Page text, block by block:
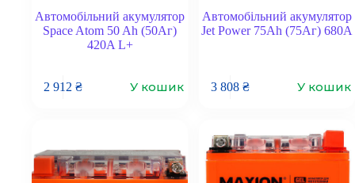
Автомобільний акумулятор
Space Atom 50 Ah (50Аг)
420A L+
2 912 ₴ У кошик
Автомобільний акумулятор
Jet Power 75Ah (75Аг) 680A
3 808 ₴ У кошик